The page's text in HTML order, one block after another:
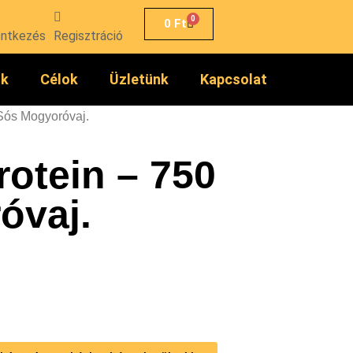
Regisztráció
0 Ft 0
Célok Üzletünk Kapcsolat
Mogyoróvaj.
– 750